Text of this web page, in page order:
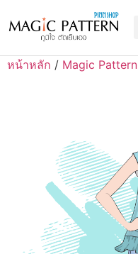
หน้าหลัก / Magic Pattern